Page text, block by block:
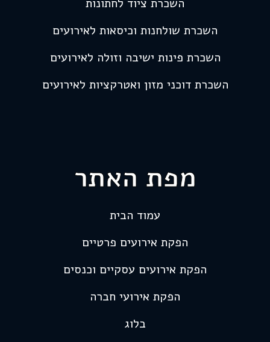
השכרת ציוד לחתונות
השכרת שולחנות וכיסאות לאירועים
השכרת פינות ישיבה וזולה לאירועים
השכרת דוכני מזון ואטרקציות לאירועים
מפת האתר
עמוד הבית
הפקת אירועים פרטיים
הפקת אירועים עסקיים וכנסים
הפקת אירועי חברה
בלוג